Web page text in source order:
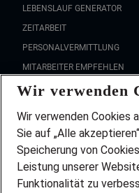
LEBENSLAUF GENERATOR
ZEITARBEIT
PERSONALVERMITTLUNG
MITARBEITER EMPFEHLEN
FAQ
Wir stellen ein!
DEINE BERUFSGRUPPE
DEINE LEBENSSITUATION
PARTNERSHIP WITH AIRBUS
Wir verwenden
Wir verwenden Cookies
Sie auf „Alle
Speicherung von
Leistung unserer
Funktionalität zu